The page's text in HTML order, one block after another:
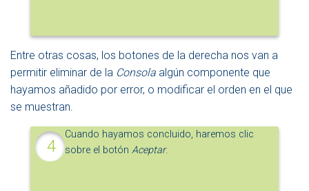
Entre otras cosas, los botones de la derecha nos van a
permitir eliminar de la Consola algún componente que
hayamos añadido por error, o modificar el orden en el que
se muestran.
Cuando hayamos concluido, haremos clic
sobre el botónAceptar.